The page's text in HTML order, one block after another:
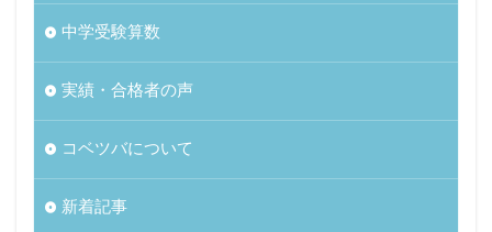
中学受験算数
実績・合格者の声
コベツバについて
新着記事